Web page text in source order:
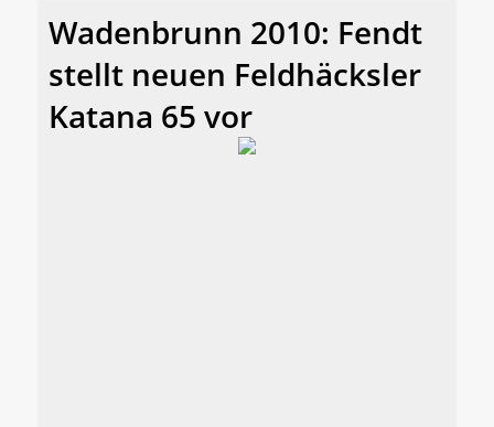
Wadenbrunn 2010: Fendt
stellt neuen Feldhäcksler
Katana 65 vor